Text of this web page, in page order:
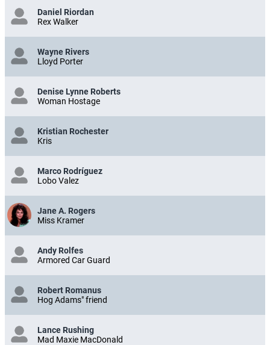
Daniel Riordan
Rex Walker
Wayne Rivers
Lloyd Porter
Denise Lynne Roberts
Woman Hostage
Kristian Rochester
Kris
Marco Rodríguez
Lobo Valez
Jane A. Rogers
Miss Kramer
Andy Rolfes
Armored Car Guard
Robert Romanus
Hog Adams" friend
Lance Rushing
Mad Maxie MacDonald